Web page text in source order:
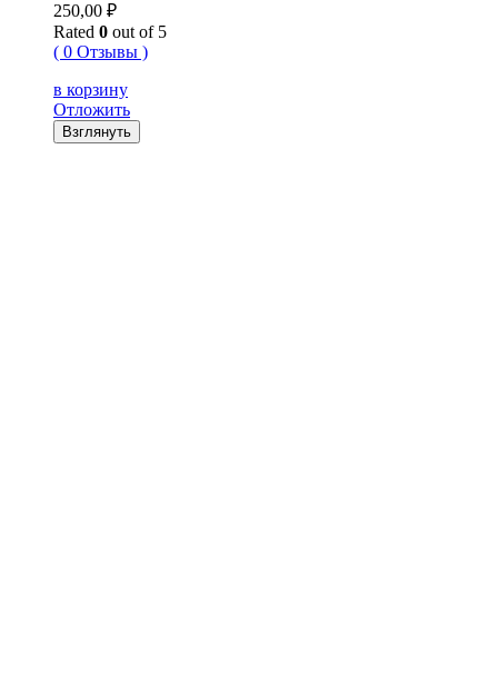
250,00 ₽
Rated 0 out of 5
( 0 Отзывы )
в корзину
Отложить
Взглянуть